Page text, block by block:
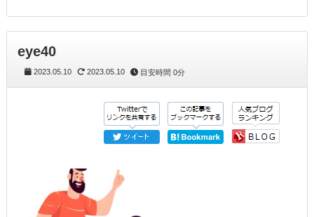
eye40
2023.05.10 2023.05.10 目安時間 0分